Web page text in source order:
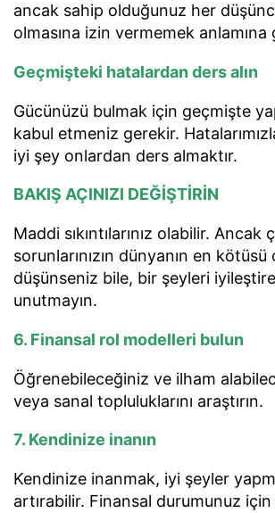
ancak sahip olduğunuz her
olmasına izin vermemek anlamına
Geçmişteki hatalardan ders alın
Gücünüzü bulmak için geçmişte
kabul etmeniz gerekir.
iyi şey onlardan ders almaktır.
BAKIŞ AÇINIZI DEĞİŞTİRİN
Maddi sıkıntılarınız olabilir.
sorunlarınızın dünyanın en
düşünseniz bile, bir şeyleri
unutmayın.
6. Finansal rol modelleri bulun
Öğrenebileceğiniz ve ilham
veya sanal topluluklarını araştırın.
7. Kendinize inanın
Kendinize inanmak, iyi şeyler
artırabilir. Finansal durumunuz